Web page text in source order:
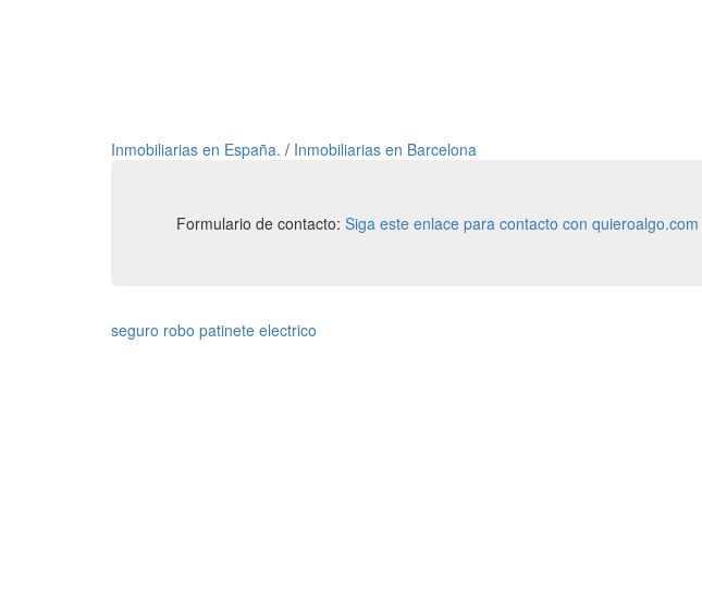
Inmobiliarias en España. / Inmobiliarias en Barcelona
Formulario de contacto: Siga este enlace para contacto con quieroalgo.com
seguro robo patinete electrico